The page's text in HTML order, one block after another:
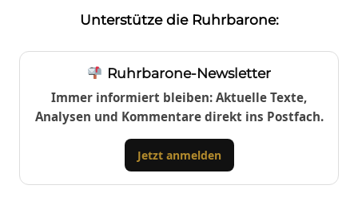
Unterstütze die Ruhrbarone:
Ruhrbarone-Newsletter
Immer informiert bleiben: Aktuelle Texte,
Analysen und Kommentare direkt ins Postfach.
Jetzt anmelden